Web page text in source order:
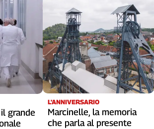
grande
L'ANNIVERSARIO
Marcinelle, la memoria
che parla al presente